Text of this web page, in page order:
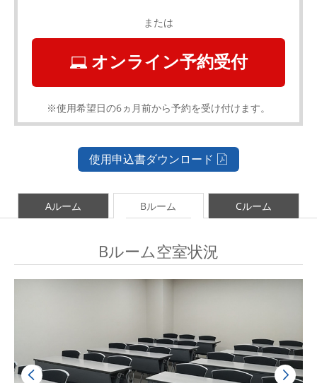
または
オンライン予約受付
※使用希望日の6ヵ月前から予約を受け付けます。
使用申込書ダウンロード
Aルーム Bルーム Cルーム
Bルーム空室状況